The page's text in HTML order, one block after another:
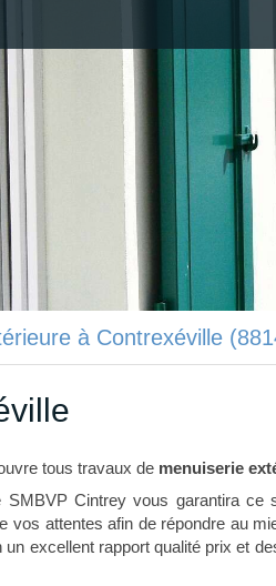
à Contrexéville
tous travaux de menuiserie
SMBVP Cintrey vous garantira ce
vos attentes afin de répondre au
excellent rapport qualité prix et